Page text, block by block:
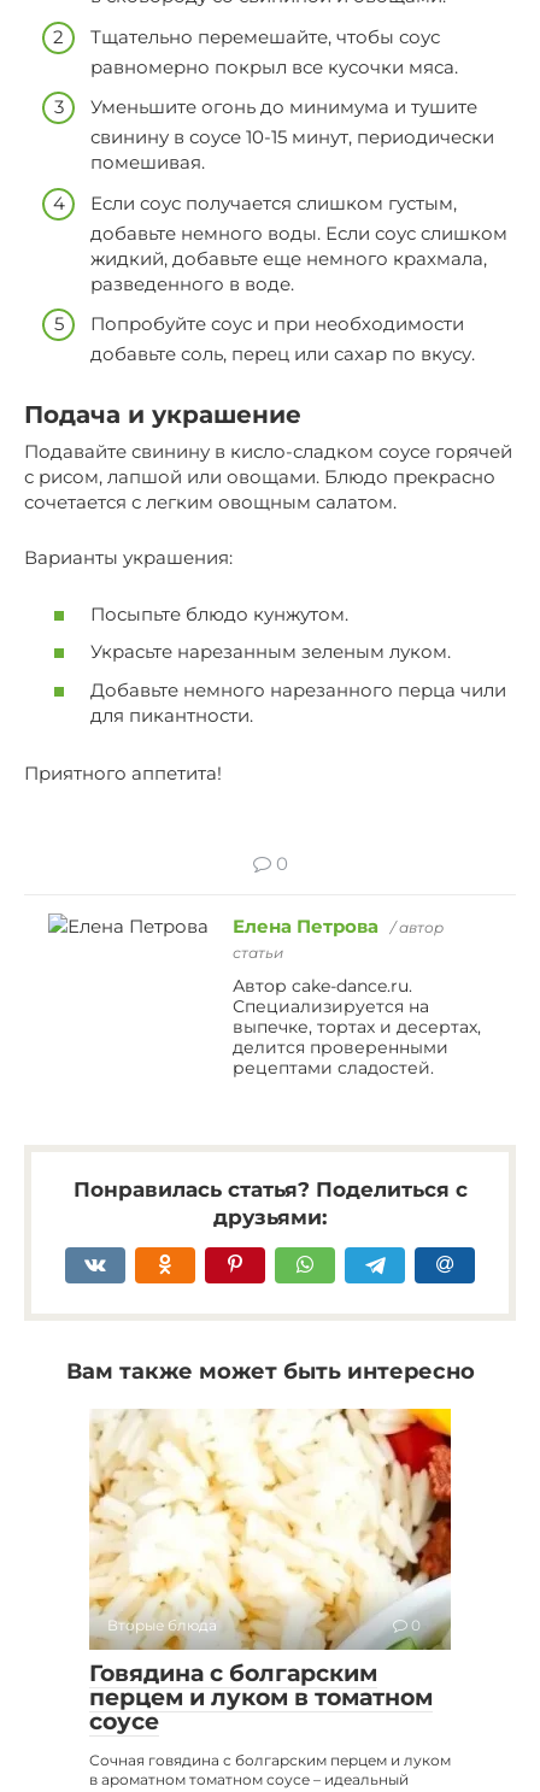
Тщательно перемешайте, чтобы соус
равномерно покрыл все кусочки мяса.
Уменьшите огонь до минимума и тушите
свинину в соусе 10-15 минут, периодически
помешивая.
Если соус получается слишком густым,
добавьте немного воды. Если соус слишком
жидкий, добавьте еще немного крахмала,
разведенного в воде.
Попробуйте соус и при необходимости
добавьте соль, перец или сахар по вкусу.
Подача и украшение
Подавайте свинину в кисло-сладком соусе горячей
с рисом, лапшой или овощами. Блюдо прекрасно
сочетается с легким овощным салатом.
Варианты украшения:
Посыпьте блюдо кунжутом.
Украсьте нарезанным зеленым луком.
Добавьте немного нарезанного перца чили
для пикантности.
Приятного аппетита!
0
Елена Петрова
/ автор
статьи
Автор cake-dance.ru.
Специализируется на
выпечке, тортах и десертах,
делится проверенными
рецептами сладостей.
Понравилась статья? Поделиться с
друзьями:
Вам также может быть интересно
Вторые блюда 0
Говядина с болгарским
перцем и луком в томатном
соусе
Сочная говядина с болгарским перцем и луком
в ароматном томатном соусе – идеальный